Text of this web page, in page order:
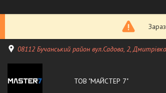
08112 Бучанський район вул.Садова, 2,
ТОВ "МАЙСТЕР 7"